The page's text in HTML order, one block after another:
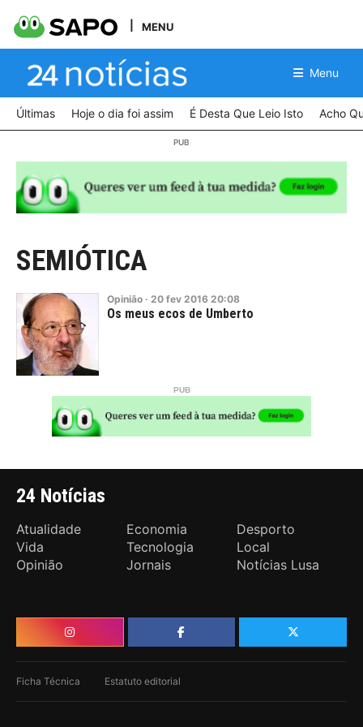
MENU
Menu
Últimas Hoje o dia foi assim É Desta Que Leio Isto Acho
SEMIÓTICA
Opinião · 20 fev 2016 20:08
Os meus ecos de Umberto
24 Notícias
Atualidade Economia
Desporto
Vida
Tecnologia
Local
Opinião
Jornais Notícias Lusa
Ficha Técnica Estatuto editorial